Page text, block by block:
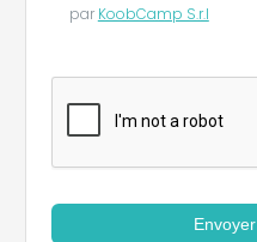
par KoobCamp S.r.l
Envoyer